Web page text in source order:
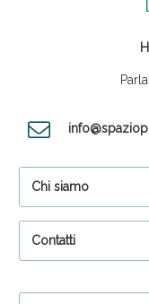
Chi siamo
Contatti